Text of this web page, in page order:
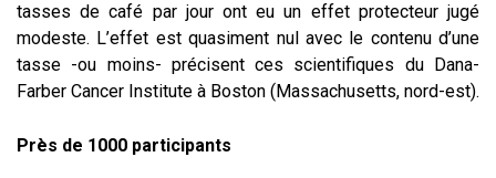
tasses de café par jour ont eu un effet protecteur jugé
modeste. L’effet est quasiment nul avec le contenu d’une
tasse -ou moins- précisent ces scientifiques du Dana-
Farber Cancer Institute à Boston (Massachusetts, nord-est).
Près de 1000 participants